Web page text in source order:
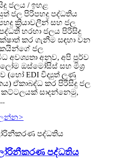
ජලය / ඉහළ
ජල පිරිපහදු පද්ධතිය
ක්‍රියාවලීන් සහ ජල
හරහා ජලය පිරිසිදු
කර ගැනීම සඳහා වන
ජල
අවශ්‍යතා අනුව, අපි පූර්ව
ඔස්මෝසිස් සහ මිශ්‍ර
(හෝ EDI විද්‍යුත් ලුණු
ඒකාබද්ධ කර පිරිසිදු ජල
සාදන්නෙමු,
>
පද්ධතිය